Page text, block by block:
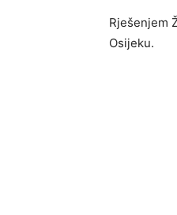
Rješenjem
Osijeku.